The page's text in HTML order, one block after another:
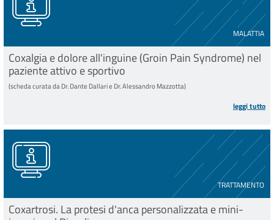
MALATTIA
Coxalgia e dolore all'inguine (Groin Pain Syndrome) nel
paziente attivo e sportivo
(scheda curata da Dr. Dante Dallari e Dr. Alessandro Mazzotta)
leggi tutto
TRATTAMENTO
Coxartrosi. La protesi d'anca personalizzata e mini-